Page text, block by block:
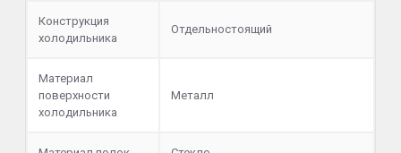
Конструкция
холодильника
Отдельностоящий
Материал
поверхности
холодильника
Металл